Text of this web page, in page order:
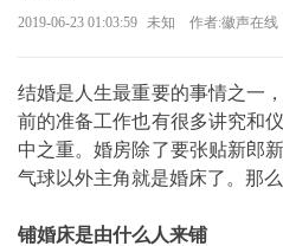
2019-06-23 01:03:59 未知 作者:徽声在线
结婚是人生最重要的事情之一
前的准备工作也有很多讲究和
中之重。婚房除了要张贴新郎
气球以外主角就是婚床了。那
铺婚床是由什么人来铺